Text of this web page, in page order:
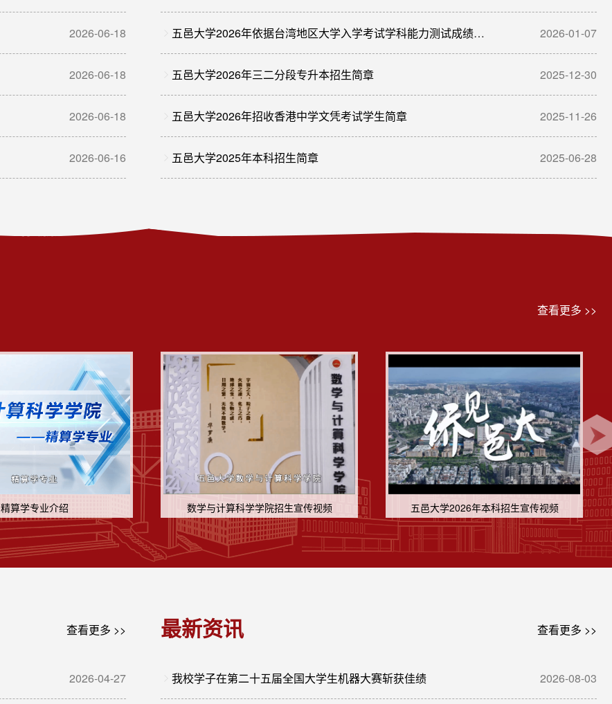
2026-06-18
2026-06-18
2026-06-18
2026-06-16
五邑大学2026年依据台湾地区大学入学考试学科能力测试成绩招收台湾高中毕业生简章 2026-01-07
五邑大学2026年三二分段专升本招生简章 2025-12-30
五邑大学2026年招收香港中学文凭考试学生简章 2025-11-26
五邑大学2025年本科招生简章 2025-06-28
查看更多 >>
精算学专业介绍 数学与计算科学学院招生宣传视频 五邑大学2026年本科招生宣传视频
查看更多 >>
2026-04-27
最新资讯 查看更多 >>
我校学子在第二十五届全国大学生机器大赛斩获佳绩 2026-08-03